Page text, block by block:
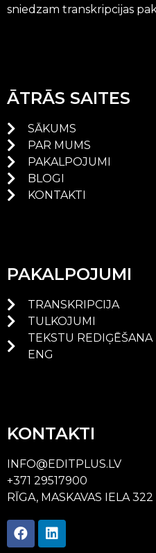
sniedzam transkripcijas
ĀTRĀS SAITES
SĀKUMS
PAR MUMS
PAKALPOJUMI
BLOGI
KONTAKTI
PAKALPOJUMI
TRANSKRIPCIJA
TULKOJUMI
TEKSTU
ENG
KONTAKTI
INFO@EDITPLUS.LV
+371 29517900
RĪGA, MASKAVAS IELA 322